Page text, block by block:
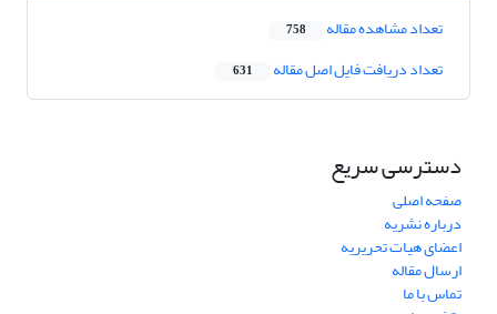
تعداد مشاهده مقاله 758
تعداد دریافت فایل اصل مقاله 631
دسترسی سریع
صفحه اصلی
درباره نشریه
اعضای هیات تحریریه
ارسال مقاله
تماس با ما